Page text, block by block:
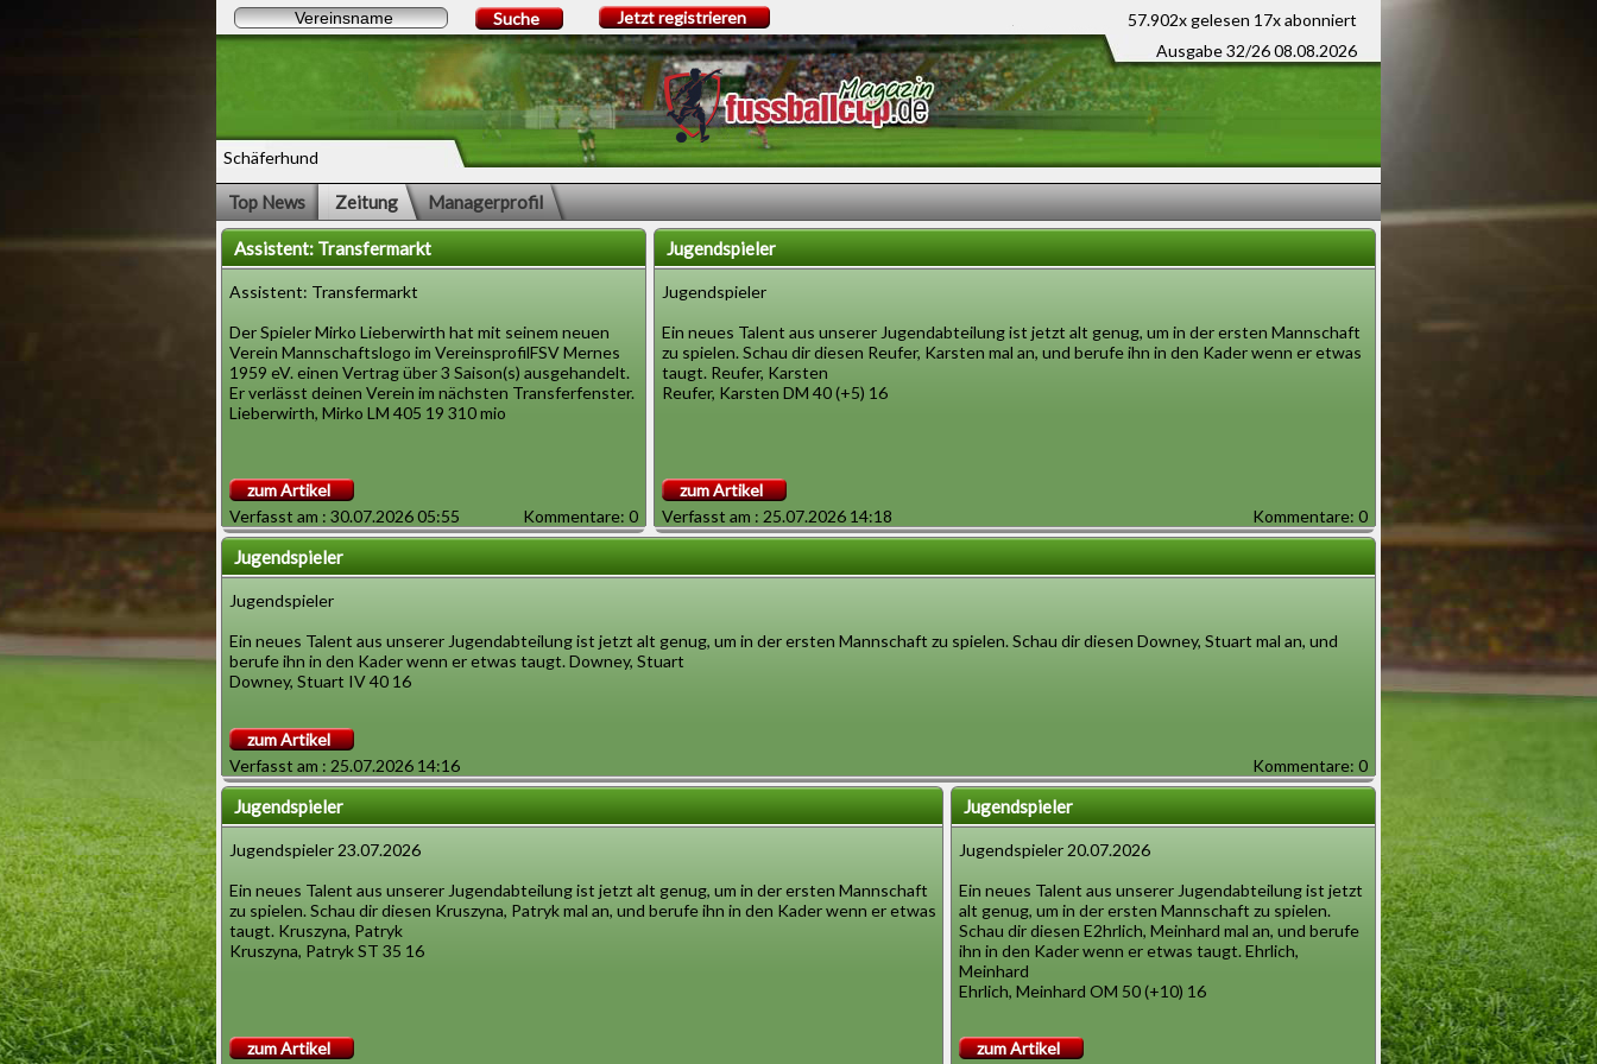
57.902x gelesen 17x abonniert
Ausgabe 32/26 08.08.2026
Schäferhund
Suche Jetzt registrieren
Top News Zeitung Managerprofil
Assistent: Transfermarkt
Assistent: Transfermarkt
Der Spieler Mirko Lieberwirth hat mit seinem neuen
Verein Mannschaftslogo im VereinsprofilFSV Mernes
1959 eV. einen Vertrag über 3 Saison(s) ausgehandelt.
Er verlässt deinen Verein im nächsten Transferfenster.
Lieberwirth, Mirko LM 405 19 310 mio
zum Artikel
Verfasst am : 30.07.2026 05:55
Kommentare: 0
Jugendspieler
Jugendspieler
Ein neues Talent aus unserer Jugendabteilung ist jetzt alt genug, um in der ersten Mannschaft
zu spielen. Schau dir diesen Reufer, Karsten mal an, und berufe ihn in den Kader wenn er etwas
taugt. Reufer, Karsten
Reufer, Karsten DM 40 (+5) 16
zum Artikel
Verfasst am : 25.07.2026 14:18
Kommentare: 0
Jugendspieler
Jugendspieler
Ein neues Talent aus unserer Jugendabteilung ist jetzt alt genug, um in der ersten Mannschaft zu spielen. Schau dir diesen Downey, Stuart mal an, und
berufe ihn in den Kader wenn er etwas taugt. Downey, Stuart
Downey, Stuart IV 40 16
zum Artikel
Verfasst am : 25.07.2026 14:16
Kommentare: 0
Jugendspieler
Jugendspieler 23.07.2026
Ein neues Talent aus unserer Jugendabteilung ist jetzt alt genug, um in der ersten Mannschaft
zu spielen. Schau dir diesen Kruszyna, Patryk mal an, und berufe ihn in den Kader wenn er etwas
taugt. Kruszyna, Patryk
Kruszyna, Patryk ST 35 16
zum Artikel
Jugendspieler
Jugendspieler 20.07.2026
Ein neues Talent aus unserer Jugendabteilung ist jetzt
alt genug, um in der ersten Mannschaft zu spielen.
Schau dir diesen E2hrlich, Meinhard mal an, und berufe
ihn in den Kader wenn er etwas taugt. Ehrlich,
Meinhard
Ehrlich, Meinhard OM 50 (+10) 16
zum Artikel